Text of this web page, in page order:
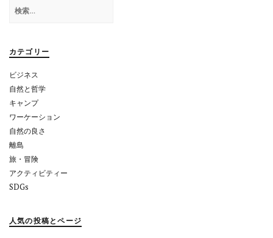
シ
ン
索:
カテゴリー
ビジネス
自然と哲学
キャンプ
ワーケーション
自然の良さ
離島
旅・冒険
アクティビティー
SDGs
人気の投稿とページ